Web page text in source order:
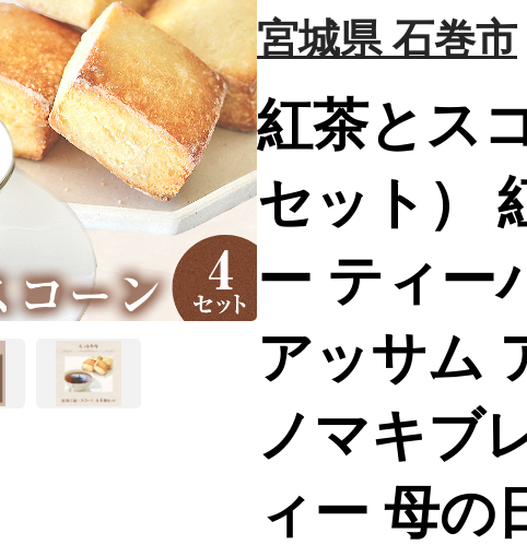
宮城県 石巻市
紅茶とス
セット）
ー ティー
アッサム
ノマキブ
ィー 母の